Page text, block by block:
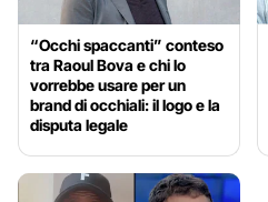
“Occhi spaccanti” conteso
tra Raoul Bova e chi lo
vorrebbe usare per un
brand di occhiali: il logo e la
disputa legale